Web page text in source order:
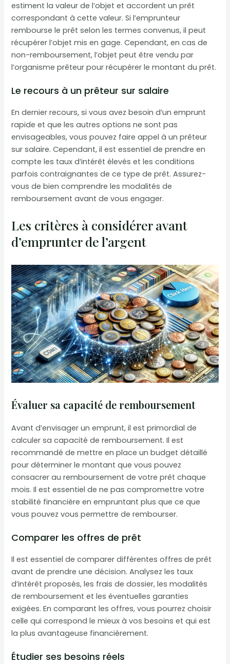
estiment la valeur de l’objet et accordent un prêt
correspondant à cette valeur. Si l’emprunteur
rembourse le prêt selon les termes convenus, il peut
récupérer l’objet mis en gage. Cependant, en cas de
non-remboursement, l’objet peut être vendu par
l’organisme prêteur pour récupérer le montant du prêt.
Le recours à un prêteur sur salaire
En dernier recours, si vous avez besoin d’un emprunt
rapide et que les autres options ne sont pas
envisageables, vous pouvez faire appel à un prêteur
sur salaire. Cependant, il est essentiel de prendre en
compte les taux d’intérêt élevés et les conditions
parfois contraignantes de ce type de prêt. Assurez-
vous de bien comprendre les modalités de
remboursement avant de vous engager.
Les critères à considérer avant
d’emprunter de l’argent
Évaluer sa capacité de remboursement
Avant d’envisager un emprunt, il est primordial de
calculer sa capacité de remboursement. Il est
recommandé de mettre en place un budget détaillé
pour déterminer le montant que vous pouvez
consacrer au remboursement de votre prêt chaque
mois. Il est essentiel de ne pas compromettre votre
stabilité financière en empruntant plus que ce que
vous pouvez vous permettre de rembourser.
Comparer les offres de prêt
Il est essentiel de comparer différentes offres de prêt
avant de prendre une décision. Analysez les taux
d’intérêt proposés, les frais de dossier, les modalités
de remboursement et les éventuelles garanties
exigées. En comparant les offres, vous pourrez choisir
celle qui correspond le mieux à vos besoins et qui est
la plus avantageuse financièrement.
Étudier ses besoins réels